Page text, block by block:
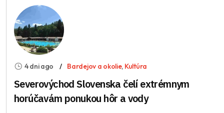
4 dni ago Bardejov a okolie, Kultúra
Severovýchod Slovenska čelí extrémnym
horúčavám ponukou hôr a vody